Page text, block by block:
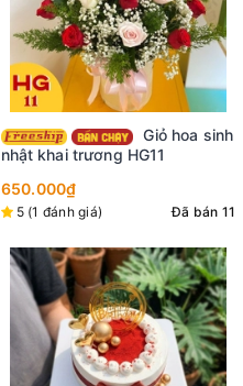
Giỏ hoa sinh
nhật khai trương HG11
650.000₫
5 (1 đánh giá) Đã bán 11